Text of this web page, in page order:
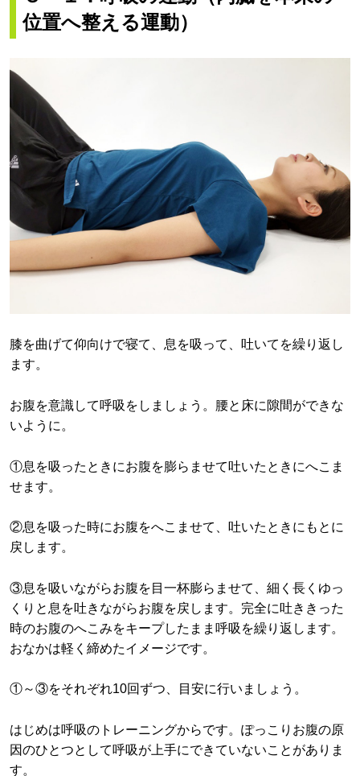
位置へ整える運動）
膝を曲げて仰向けで寝て、息を吸って、吐いてを繰り返し
ます。
お腹を意識して呼吸をしましょう。腰と床に隙間ができな
いように。
①息を吸ったときにお腹を膨らませて吐いたときにへこま
せます。
②息を吸った時にお腹をへこませて、吐いたときにもとに
戻します。
③息を吸いながらお腹を目一杯膨らませて、細く長くゆっ
くりと息を吐きながらお腹を戻します。完全に吐ききった
時のお腹のへこみをキープしたまま呼吸を繰り返します。
おなかは軽く締めたイメージです。
①～③をそれぞれ10回ずつ、目安に行いましょう。
はじめは呼吸のトレーニングからです。ぽっこりお腹の原
因のひとつとして呼吸が上手にできていないことがありま
す。